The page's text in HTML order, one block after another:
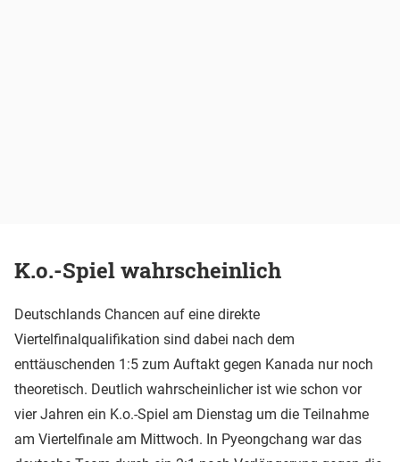
K.o.-Spiel wahrscheinlich
Deutschlands Chancen auf eine direkte
Viertelfinalqualifikation sind dabei nach dem
enttäuschenden 1:5 zum Auftakt gegen Kanada nur noch
theoretisch. Deutlich wahrscheinlicher ist wie schon vor
vier Jahren ein K.o.-Spiel am Dienstag um die Teilnahme
am Viertelfinale am Mittwoch. In Pyeongchang war das